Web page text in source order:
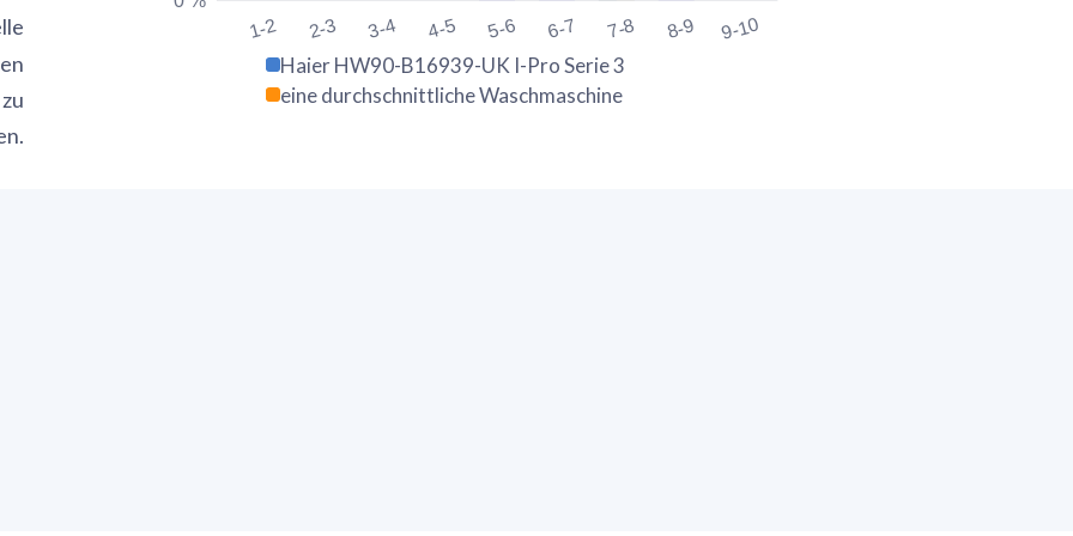
1-2 2-3 3-4 4-5 5-6 6-7 7-8 8-9 9-10
Haier HW90-B16939-UK I-Pro Serie 3
eine durchschnittliche Waschmaschine